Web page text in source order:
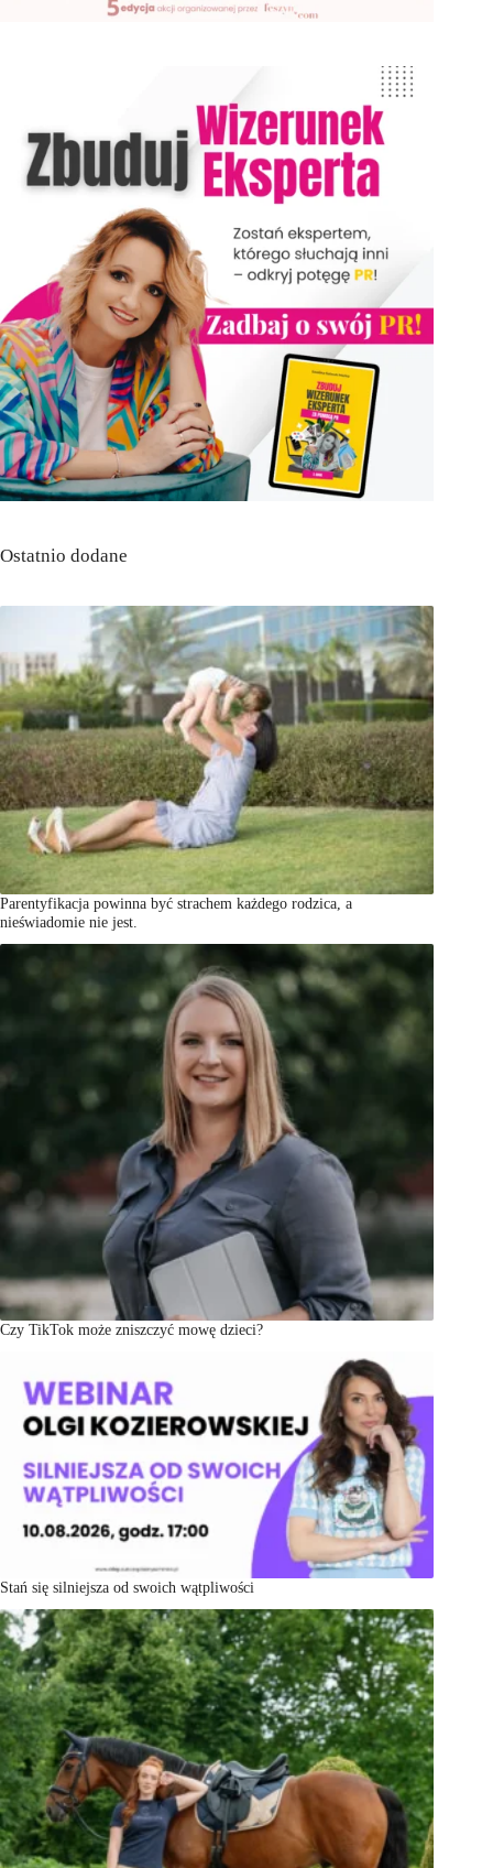
Ostatnio dodane
Parentyfikacja powinna być strachem każdego rodzica, a
nieświadomie nie jest.
Czy TikTok może zniszczyć mowę dzieci?
Stań się silniejsza od swoich wątpliwości